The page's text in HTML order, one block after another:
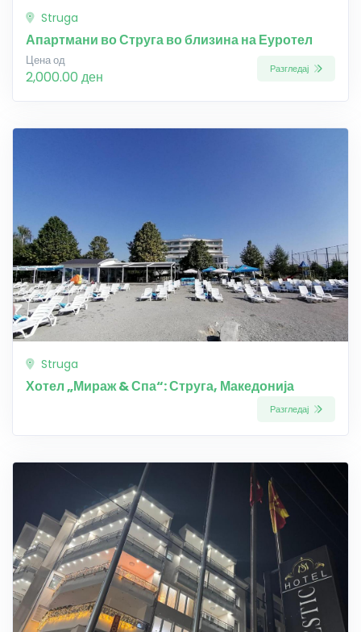
Struga
Апартмани во Струга во близина на Еуротел
Цена од
2,000.00 ден Разгледај
Struga
Хотел „Мираж & Спа“: Струга, Македонија
Разгледај